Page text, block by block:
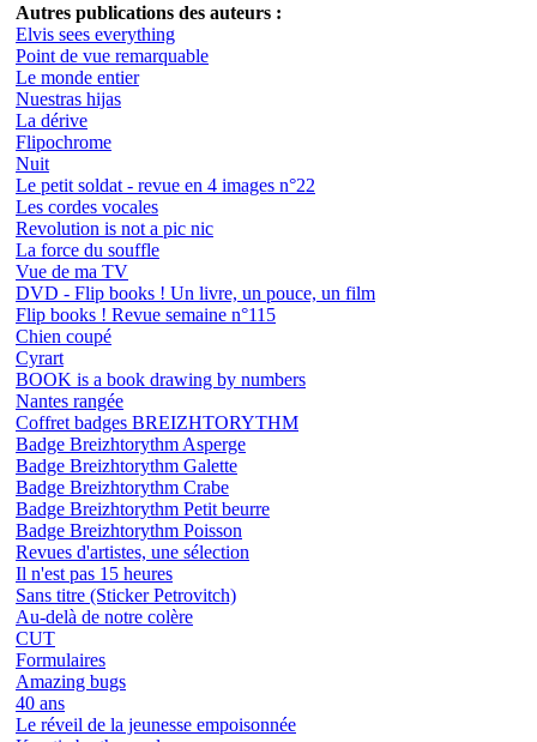
Autres publications des auteurs :
Elvis sees everything
Point de vue remarquable
Le monde entier
Nuestras hijas
La dérive
Flipochrome
Nuit
Le petit soldat - revue en 4 images n°22
Les cordes vocales
Revolution is not a pic nic
La force du souffle
Vue de ma TV
DVD - Flip books ! Un livre, un pouce, un film
Flip books ! Revue semaine n°115
Chien coupé
Cyrart
BOOK is a book drawing by numbers
Nantes rangée
Coffret badges BREIZHTORYTHM
Badge Breizhtorythm Asperge
Badge Breizhtorythm Galette
Badge Breizhtorythm Crabe
Badge Breizhtorythm Petit beurre
Badge Breizhtorythm Poisson
Revues d'artistes, une sélection
Il n'est pas 15 heures
Sans titre (Sticker Petrovitch)
Au-delà de notre colère
CUT
Formulaires
Amazing bugs
40 ans
Le réveil de la jeunesse empoisonnée